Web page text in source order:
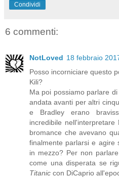
Condividi
6 commenti:
NotLoved 18 febbraio
Posso incorniciare questo
Kili?
Ma poi possiamo parlare
andata avanti per altri
e Bradley erano
incredibile
bromance che avevano
finalmente parlarsi e agire
in mezzo? Per non
come una disperata se
Titanic con DiCaprio